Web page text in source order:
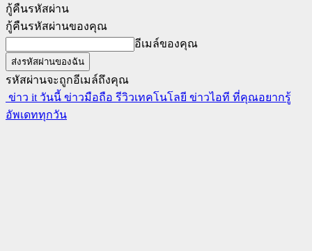
กู้คืนรหัสผ่าน
กู้คืนรหัสผ่านของคุณ
อีเมล์ของคุณ
รหัสผ่านจะถูกอีเมล์ถึงคุณ
ข่าว it วันนี้ ข่าวมือถือ รีวิวเทคโนโลยี ข่าวไอที ที่คุณอยากรู้
อัพเดททุกวัน